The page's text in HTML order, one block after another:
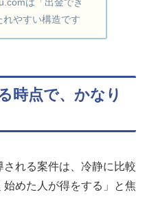
やすい構造です
時点で、かなり
れる案件は、冷静に比較
めた人が得をする」と焦